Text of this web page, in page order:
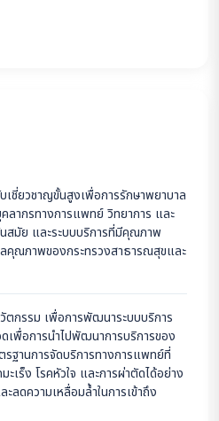
เชี่ยวชาญขั้นสูงเพื่อการรักษาพยาบาล
ากรทางการแพทย์ วิทยาการ และ
สมัย และระบบบริการที่มีคุณภาพ
ลคุณภาพของกระทรวงสาธารณสุขและ
ตกรรม เพื่อการพัฒนาระบบบริการ
พื่อการนำไปพัฒนาการบริการของ
รฐานการจัดบริการทางการแพทย์ที่
ะเร็ง โรคหัวใจ และการผ่าตัดได้อย่าง
ดความเหลื่อมล้ำในการเข้าถึง